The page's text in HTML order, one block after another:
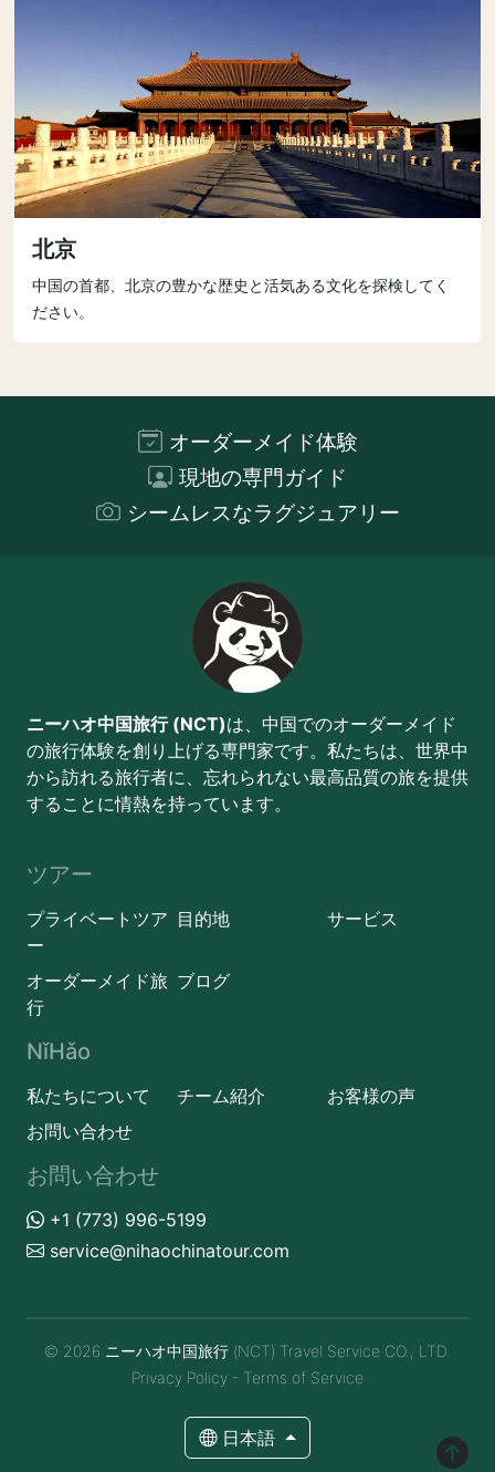
北京
中国の首都、北京の豊かな歴史と活気ある文化を探検してく
ださい。
オーダーメイド体験
現地の専門ガイド
シームレスなラグジュアリー
ニーハオ中国旅行 (NCT)は、中国でのオーダーメイド
の旅行体験を創り上げる専門家です。私たちは、世界中
から訪れる旅行者に、忘れられない最高品質の旅を提供
することに情熱を持っています。
ツアー
プライベートツア
ー
目的地 サービス
オーダーメイド旅
行
ブログ
NǐHǎo
私たちについて チーム紹介
お客様の声
お問い合わせ
お問い合わせ
+1 (773) 996-5199
service@nihaochinatour.com
© 2026 ニーハオ中国旅行 (NCT) Travel Service CO., LTD.
Privacy Policy - Terms of Service
日本語